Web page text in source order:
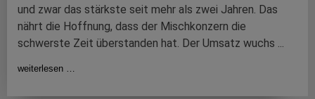
und zwar das stärkste seit mehr als zwei Jahren. Das
nährt die Hoffnung, dass der Mischkonzern die
schwerste Zeit überstanden hat. Der Umsatz wuchs ...
weiterlesen …